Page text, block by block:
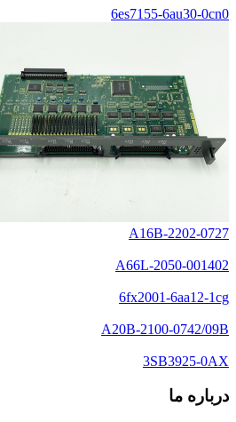
6es7155-6au30-0cn0
A16B-2202-0727
A66L-2050-001402
6fx2001-6aa12-1cg
A20B-2100-0742/09B
3SB3925-0AX
درباره ما